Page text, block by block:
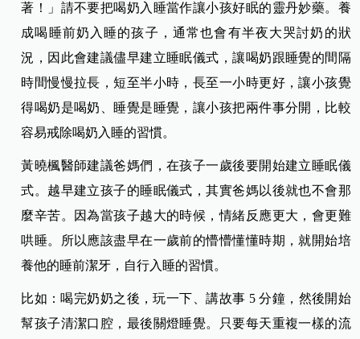
著！」請不要把喝奶入睡當作讓小孩好眠的靈丹妙藥。養
成喝睡前奶入睡的孩子，通常也會有半夜大哭討奶的狀
況，因此會建議儘早建立睡眠儀式，讓喝奶跟睡覺的間隔
時間慢慢拉長，短至半小時，長至一小時更好，讓小孩覺
得喝奶是喝奶、睡覺是睡覺，讓小孩把兩件事分開，比較
容易戒除喝奶入睡的習慣。
黃曉楓醫師建議爸媽們，在孩子一歲後要開始建立睡眠儀
式。越早建立孩子的睡眠儀式，其實爸媽以後就也不會那
麼辛苦。因為當孩子越大的時候，情緒反應更大，會更難
哄睡。所以應該盡早在一歲前的懵懵懂懂時期，就開始培
養他的睡前潔牙，自行入睡的習慣。
比如：喝完奶奶之後，玩一下、講故事 5 分鐘，然後開始
幫孩子清潔口腔，最後關燈睡覺。只要每天重複一樣的流